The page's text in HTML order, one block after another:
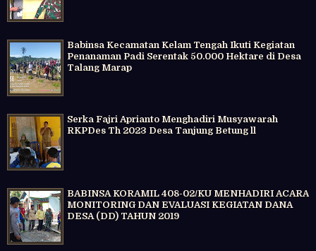
Babinsa Kecamatan Kelam Tengah Ikuti Kegiatan
Penanaman Padi Serentak 50.000 Hektare di Desa
Talang Marap
Serka Fajri Aprianto Menghadiri Musyawarah
RKPDes Th 2023 Desa Tanjung Betung ll
BABINSA KORAMIL 408-02/KU MENHADIRI ACARA
MONITORING DAN EVALUASI KEGIATAN DANA
DESA (DD) TAHUN 2019